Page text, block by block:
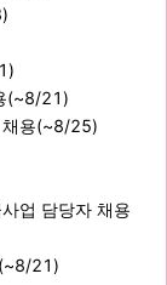
(~8/21)
채용(~8/25)
업 담당자 채용
21)